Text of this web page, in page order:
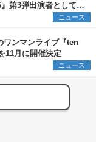
第3弾出演者として
Reiを発表
ニュース
ンマンライブ『ten
11月に開催決定
ニュース